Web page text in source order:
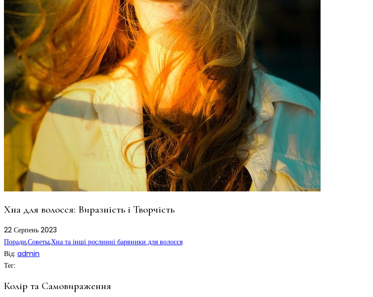
Хна для волосся: Виразність і Творчість
22 Серпень 2023
Поради,Советы,Хна та інші рослинні барвники для волосся
Від: admin
Тег:
Колір та Самовираження